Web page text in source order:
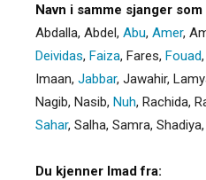
Navn i samme sjanger som
Abdalla, Abdel, Abu, Amer,
Deividas, Faiza, Fares, Fouad,
Imaan, Jabbar, Jawahir,
Nagib, Nasib, Nuh, Rachida,
Sahar, Salha, Samra, Shadiya,
Du kjenner Imad fra: